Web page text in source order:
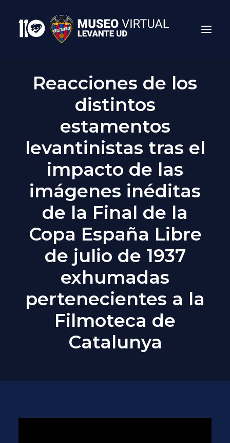
Search
Reacciones de los
distintos
estamentos
levantinistas tras el
impacto de las
imágenes inéditas
de la Final de la
Copa España Libre
de julio de 1937
exhumadas
pertenecientes a la
Filmoteca de
Catalunya